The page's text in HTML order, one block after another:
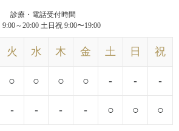
診療・電話受付時間
9:00～20:00 土日祝 9:00〜19:00
火 水 木 金 土 日 祝
○ ○ ○ ○ - - -
- - - - ○ ○ ○